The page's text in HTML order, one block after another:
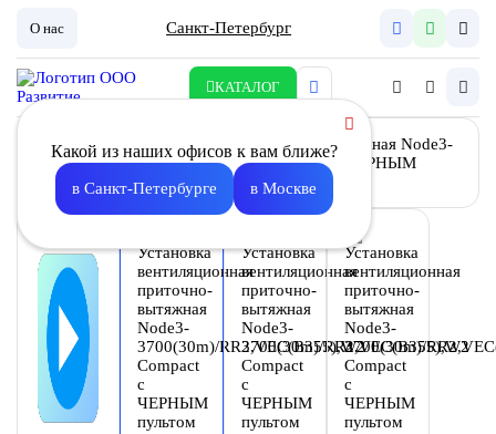
О нас Санкт-Петербург
КАТАЛОГ
Какой из наших офисов к вам ближе?
в Санкт-Петербурге в Москве